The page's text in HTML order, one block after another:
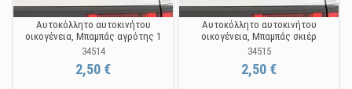
Αυτοκόλλητο αυτοκινήτου
οικογένεια, Μπαμπάς αγρότης 1
34514
2,50 €
Αυτοκόλλητο αυτοκινήτου
οικογένεια, Μπαμπάς σκιέρ
34515
2,50 €